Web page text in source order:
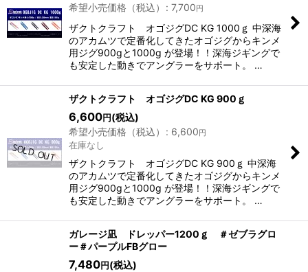
並び順:
絞り込む
希望小売価格（税込）
: 7,700円
ザクトクラフト オゴジグDC KG 1000ｇ 中深海
のアカムツで定番化してきたオゴジグからキンメ
用ジグ900gと1000g が登場！！深海ジギングで
も安定した動きでアングラーをサポート。 …
ザクトクラフト オゴジグDC KG 900ｇ
6,600円(税込)
希望小売価格（税込）
: 6,600円
在庫なし
ザクトクラフト オゴジグDC KG 900ｇ 中深海
のアカムツで定番化してきたオゴジグからキンメ
用ジグ900gと1000g が登場！！深海ジギングで
も安定した動きでアングラーをサポート。 …
ガレージ凪 ドレッパー1200ｇ ＃ゼブラグロ
ー＃パープルFBグロー
7,480円(税込)